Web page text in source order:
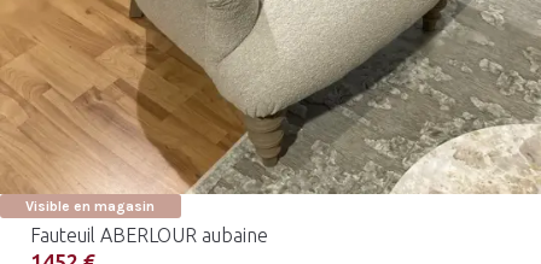
Visible en magasin
Fauteuil ABERLOUR aubaine